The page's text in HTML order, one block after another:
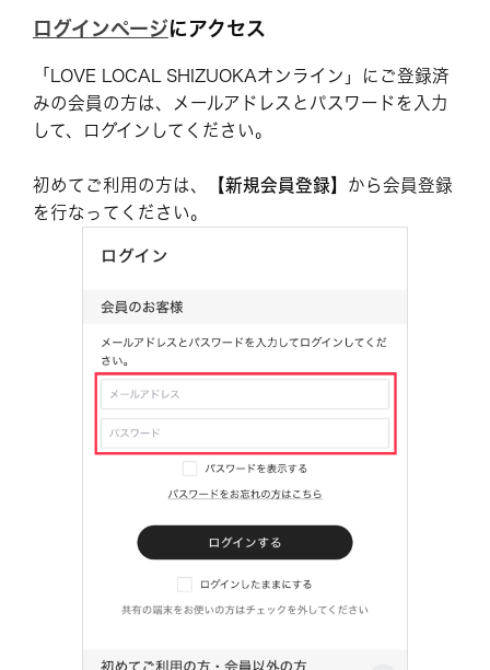
ログインページにアクセス
「LOVE LOCAL SHIZUOKAオンライン」にご登録済
みの会員の方は、メールアドレスとパスワードを入力
して、ログインしてください。
初めてご利用の方は、 【新規会員登録】 から会員登録
を行なってください。